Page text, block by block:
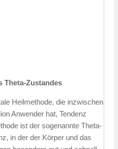
Theta-Zustandes
Heilmethode, die inzwischen
Anwender hat, Tendenz
ist der sogenannte Theta-
in der der Körper und das